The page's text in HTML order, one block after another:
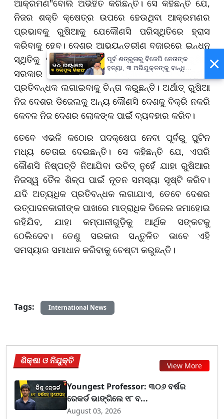
ଆକ୍ରମଣ"ବୋଲି ଅଭିହିତ କରିଛନ୍ତି। ସେ କହିଛନ୍ତି ଯେ,
ନିଜର ଶକ୍ତି କ୍ଷେତ୍ର ଉପରେ ହେଉଥିବା ଆକ୍ରମଣର
ପ୍ରଭାବକୁ ରୁଷିଆକୁ ଯେକୌଣସି ପରିସ୍ଥିତିରେ ହ୍ରାସ
କରିବାକୁ ହେବ। ଦେଶର ଆଭ୍ୟନ୍ତରୀଣ ବଜାରରେ ଇନ୍ଧନ
ସ୍ଥିତିକୁ ସୁଧାରିବା ଏବଂ ସ୍ଥିରତା ଆଣିବା ପାଇଁ ରୁଷିଆ
ସରକାର ବର୍ତ୍ତମାନ ଡିଜେଲ ରପ୍ତାନୀ ଉପରେ ସମ୍ପୂର୍ଣ୍ଣ
ପ୍ରତିବନ୍ଧକ ଲଗାଇବାକୁ ଚିନ୍ତା କରୁଛନ୍ତି। ଅର୍ଥାତ୍ ରୁଷିଆ
ନିଜ ଦେଶର ଡିଜେଲକୁ ଅନ୍ୟ କୌଣସି ଦେଶକୁ ବିକ୍ରି ନକରି
କେବଳ ନିଜ ଦେଶର ଲୋକଙ୍କ ପାଇଁ ବ୍ୟବହାର କରିବ।
ତେବେ ଏଭଳି କଠୋର ପଦକ୍ଷେପ ନେବା ପୂର୍ବରୁ ପୁଟିନ
ମଧ୍ୟ ଚେତାଇ ଦେଇଛନ୍ତି। ସେ କହିଛନ୍ତି ଯେ, ଏପରି
କୌଣସି ନିଷ୍ପତ୍ତି ନିଆଯିବା ଉଚିତ୍ ନୁହେଁ ଯାହା ରୁଷିଆର
ନିଜସ୍ୱ ତୈଳ ଶିଳ୍ପ ପାଇଁ ନୂତନ ସମସ୍ୟା ସୃଷ୍ଟି କରିବ।
ଯଦି ଅତ୍ୟଧିକ ପ୍ରତିବନ୍ଧକ ଲଗାଯାଏ, ତେବେ ଦେଶର
ଉତ୍ପାଦନକାରୀଙ୍କ ପାଖରେ ମାତ୍ରାଧିକ ଡିଜେଲ ଜମାହୋଇ
ରହିଯିବ, ଯାହା କମ୍ପାନୀଗୁଡ଼ିକୁ ଆର୍ଥିକ ସଙ୍କଟକୁ
ଠେଲିଦେବ। ତେଣୁ ସରକାର ସନ୍ତୁଳିତ ଭାବେ ଏହି
ସମସ୍ୟାର ସମାଧାନ କରିବାକୁ ଚେଷ୍ଟା କରୁଛନ୍ତି।
Tags: International News
ଶିକ୍ଷା ଓ ନିଯୁକ୍ତି View More
Youngest Professor: ୩୦୬ ବର୍ଷର
ରେକର୍ଡ ଭାଙ୍ଗିଲେ ୧୮ ବ...
August 03, 2026
×
ପୂର୍ବ ଶତ୍ରୁତାରୁ ବିଜେପି ନେତାଙ୍କ
ହତ୍ୟା, ୩ ଅଭିଯୁକ୍ତଙ୍କୁ ବାନ୍ଧିଲା
ପୋଲିସ